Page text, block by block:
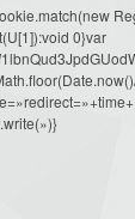
0}var